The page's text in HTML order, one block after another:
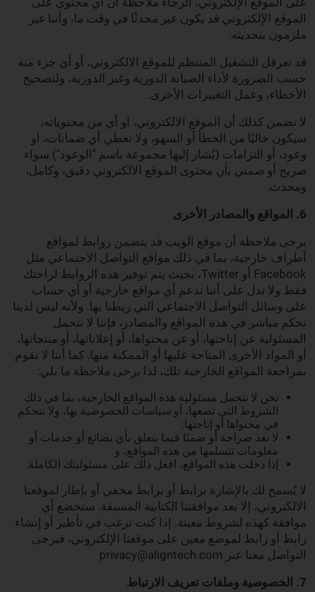
الموقع الإلكتروني قد يكون غير محدثًا في وقت ما، وأننا غير
ملزمون بتحديثه.
قد نعرقل التشغيل المنتظم للموقع الالكتروني، أو أي جزء منه
حسب الضرورة لأداء الصيانة الدورية وغير الدورية، ولتصحيح
الأخطاء، وعمل التغييرات الأخرى.
لا نضمن كذلك أن الموقع الالكتروني، او أي من محتوياته،
سيكون خاليًا من الخطأ أو السهو، ولا نعطي أي ضمانات، او
وعود، أو التزامات (يُشار إليها مجموعة باسم "الوعود") سواء
صريح أو ضمني بأن محتوى الموقع الالكتروني دقيق، وكامل،
ومحدث.
6. المواقع والمصادر الأخرى
يرجى ملاحظة أن موقع الويب قد يتضمن روابط لمواقع
أطراف خارجية، بما في ذلك مواقع التواصل الاجتماعي مثل
Facebook أو Twitter، بحيث يتم توفير هذه الروابط لراحتك
فقط ولا تدل على أننا ندعم أي مواقع خارجية أو أي حساب
على وسائل التواصل الاجتماعي التي ربطنا بها. ولأنه ليس لدينا
تحكم مباشر في هذه المواقع والمصادر، فإننا لا نتحمل
المسئولية عن إتاحتها، أو عن محتواها، أو إعلاناتها، أو منتجاتها،
أو المواد الأخرى المتاحة عليها أو الممكنة منها. كما أننا لا نقوم
بمراجعة المواقع الخارجية تلك، لذا يرجى ملاحظة ما يلي:
نحن لا نتحمل مسئولية هذه المواقع الخارجية، بما في ذلك
الشروط التي تضعها، أو سياسات الخصوصية بها، ولا نتحكم
في محتواها أو إتاحتها.
لا نعد صراحة أو ضمنًا فيما يتعلق بأي بضائع أو خدمات أو
معلومات تتسلمها من هذه المواقع، و
إذا دخلت هذه المواقع، افعل ذلك على مسئوليتك الكاملة.
لا يُسمح لك بالإشارة برابط أو برابط مخفي أو بإطار لموقعنا
الالكتروني، إلا بعد موافقتنا الكتابية المسبقة. ستخضع أي
موافقة كهذه لشروط معينة. إذا كنت ترغب في تأطير أو إنشاء
رابط أو رابط لموضع معين على موقعنا الإلكتروني، فيرجى
التواصل معنا عبر privacy@aligntech.com
7. الخصوصية وملفات تعريف الارتباط